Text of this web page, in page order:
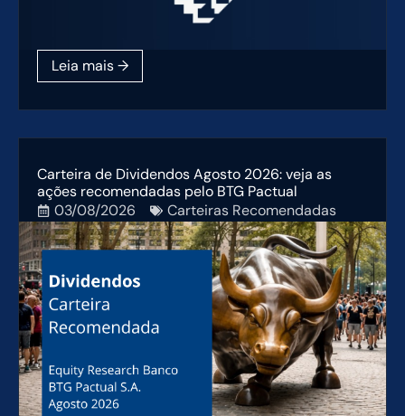
Carteira de Dividendos Agosto 2026: veja as
ações recomendadas pelo BTG Pactual
03/08/2026
Carteiras Recomendadas